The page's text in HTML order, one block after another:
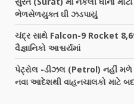
ભેળસેળયુક્ત ઘી ઝડપાયું
ચંદ્ર સાથે Falcon-9 Rocket
વૈજ્ઞાનિકો આશ્ચર્યમાં
પેટ્રોલ -ડીઝલ (Petrol) નહીં મળે
નવા આદેશથી વાહનચાલકો માટે